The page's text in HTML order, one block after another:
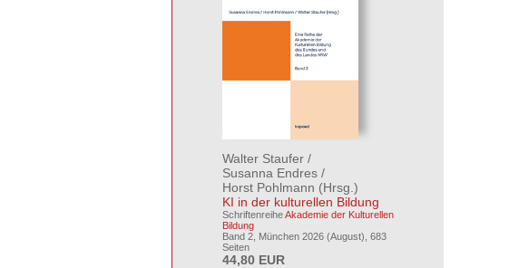
Walter Staufer /
Susanna Endres /
Horst Pohlmann (Hrsg.)
KI in der kulturellen Bildung
SchriftenreiheAkademie der Kulturellen
Bildung
Band 2, München 2026 (August), 683
Seiten
44,80 EUR